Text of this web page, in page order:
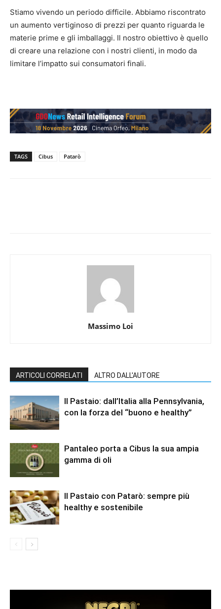
Stiamo vivendo un periodo difficile. Abbiamo riscontrato
un aumento vertiginoso di prezzi per quanto riguarda le
materie prime e gli imballaggi. Il nostro obiettivo è quello
di creare una relazione con i nostri clienti, in modo da
limitare l’impatto sui consumatori finali.
TAGS Cibus Patarò
Massimo Loi
ARTICOLI CORRELATI ALTRO DALL'AUTORE
Il Pastaio: dall’Italia alla Pennsylvania,
con la forza del “buono e healthy”
Pantaleo porta a Cibus la sua ampia
gamma di oli
Il Pastaio con Patarò: sempre più
healthy e sostenibile